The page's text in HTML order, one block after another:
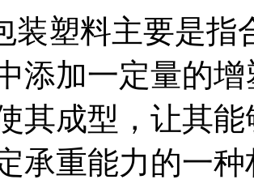
装塑料主要是
添加一定量的
其成型，让其
承重能力的一